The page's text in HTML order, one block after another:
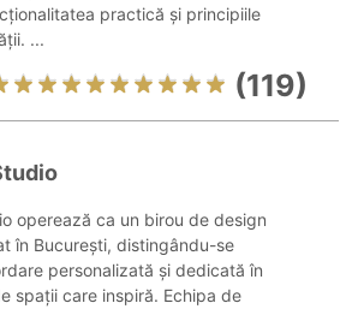
practică și principiile
...
(119)
operează ca un birou de design
în București, distingându-se
personalizată și dedicată în
spații care inspiră. Echipa de